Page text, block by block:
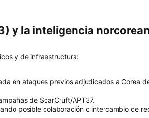
y la inteligencia
y de infraestructura:
en ataques previos adjudicados a Corea
de ScarCruft/APT37.
posible colaboración o intercambio de